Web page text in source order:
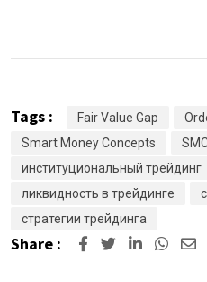
Tags : Fair Value Gap
Smart Money Concepts
институциональный трейдинг
ликвидность в трейдинге
стратегии трейдинга
Share :